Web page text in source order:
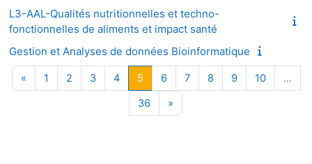
L3-AAL-Qualités nutritionnelles et techno-
fonctionnelles de aliments et impact santé
Gestion et Analyses de données Bioinformatique
«Page précédente
1 Page 1
2Page 2
3Page 3
4Page 4
5Page 5
6Page 6
7Page 7
8Page 8
9Page 9
10Page 10
…
36Page 36
»